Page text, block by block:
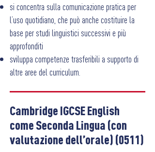
si concentra sulla comunicazione pratica per
l’uso quotidiano, che può anche costituire la
base per studi linguistici successivi e più
approfonditi
sviluppa competenze trasferibili a supporto di
altre aree del curriculum.
Cambridge IGCSE English
come Seconda Lingua (con
valutazione dell’orale) (0511)